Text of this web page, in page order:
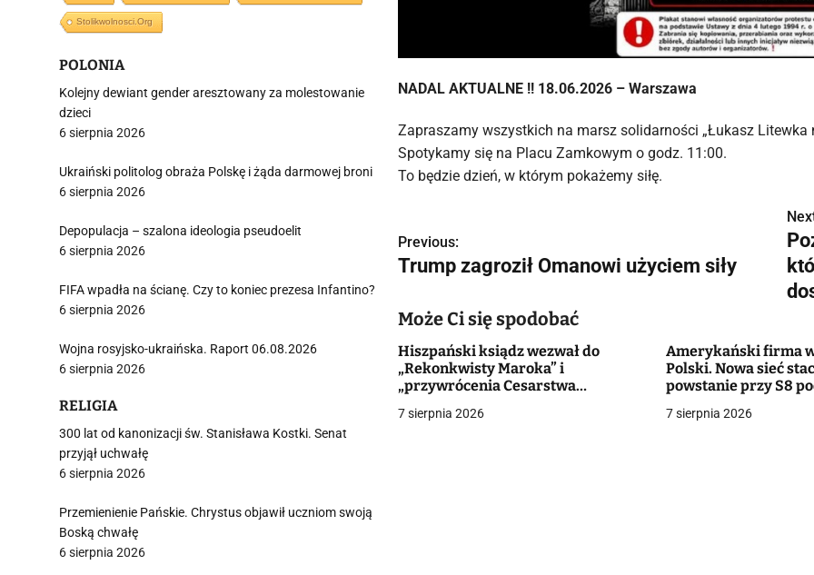
NADAL AKTUALNE !! 18.06.2026 – Warszawa
Zapraszamy wszystkich na marsz solidarności „Łukasz Litewka
Spotykamy się na Placu Zamkowym o godz. 11:00.
To będzie dzień, w którym pokażemy siłę.
a
i
g
a
Previous:
Trump zagroził Omanowi użyciem siły
Może Ci się spodobać
Hiszpański ksiądz wezwał do
„Rekonkwisty Maroka” i
„przywrócenia Cesarstwa
7 sierpnia 2026
Amerykański firma
Polski. Nowa sieć
powstanie przy S8
7 sierpnia 2026
Stolikwolnosci.org
POLONIA
Kolejny dewiant gender aresztowany za molestowanie
dzieci
6 sierpnia 2026
Ukraiński politolog obraża Polskę i żąda darmowej broni
6 sierpnia 2026
Depopulacja – szalona ideologia pseudoelit
6 sierpnia 2026
FIFA wpadła na ścianę. Czy to koniec prezesa Infantino?
6 sierpnia 2026
Wojna rosyjsko-ukraińska. Raport 06.08.2026
6 sierpnia 2026
RELIGIA
300 lat od kanonizacji św. Stanisława Kostki. Senat
przyjął uchwałę
6 sierpnia 2026
Przemienienie Pańskie. Chrystus objawił uczniom swoją
Boską chwałę
6 sierpnia 2026